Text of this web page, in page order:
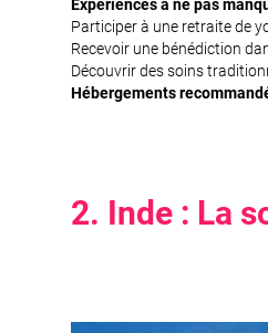
Expériences à ne pas
Participer à une retraite de
Recevoir une bénédiction
Découvrir des soins
Hébergements
2. Inde : La